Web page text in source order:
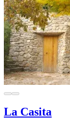
La Casita